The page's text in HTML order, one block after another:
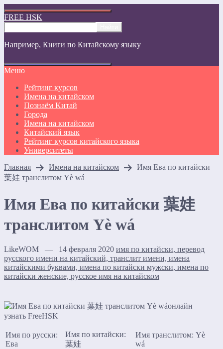
FREE HSK
Например, Книги по Китайскому языку
Меню
Рейтинг курсов
Имена на китайском
Познаём Kитай
Города
Имена на китайском
Китайский язык
Рейтинг курсов китайского языка
Университеты
Главная
Имена на китайском
Имя Ева по китайски
葉娃 транслитом Yè wá
Имя Ева по китайски 葉娃
транслитом Yè wá
LikeWOM — 14 февраля 2020 имя по китайски, перевод
русского имени на китайский, транслит имени, имена
китайскими буквами, имена по китайски мужски, имена по
китайски женские, русское имя на китайском
Имя по русски:
Ева
Имя по китайски:
葉娃
Имя транслитом: Yè
wá